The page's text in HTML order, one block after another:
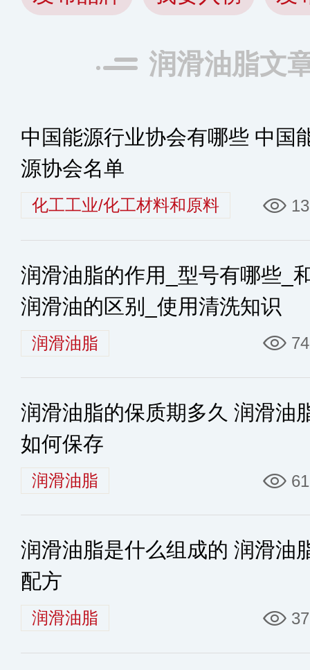
润滑油脂文
中国能源行业协会有哪些 中国
源协会名单
化工工业/化工材料和原料
润滑油脂的作用_型号有哪些_
润滑油的区别_使用清洗知识
润滑油脂
润滑油脂的保质期多久 润滑油
如何保存
润滑油脂
润滑油脂是什么组成的 润滑油
配方
润滑油脂